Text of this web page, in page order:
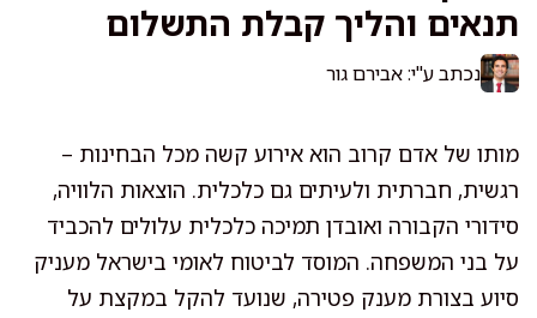
תנאים והליך קבלת התשלום
נכתב ע"י: אבירם גור
מותו של אדם קרוב הוא אירוע קשה מכל הבחינות –
רגשית, חברתית ולעיתים גם כלכלית. הוצאות הלוויה,
סידורי הקבורה ואובדן תמיכה כלכלית עלולים להכביד
על בני המשפחה. המוסד לביטוח לאומי בישראל מעניק
סיוע בצורת מענק פטירה, שנועד להקל במקצת על